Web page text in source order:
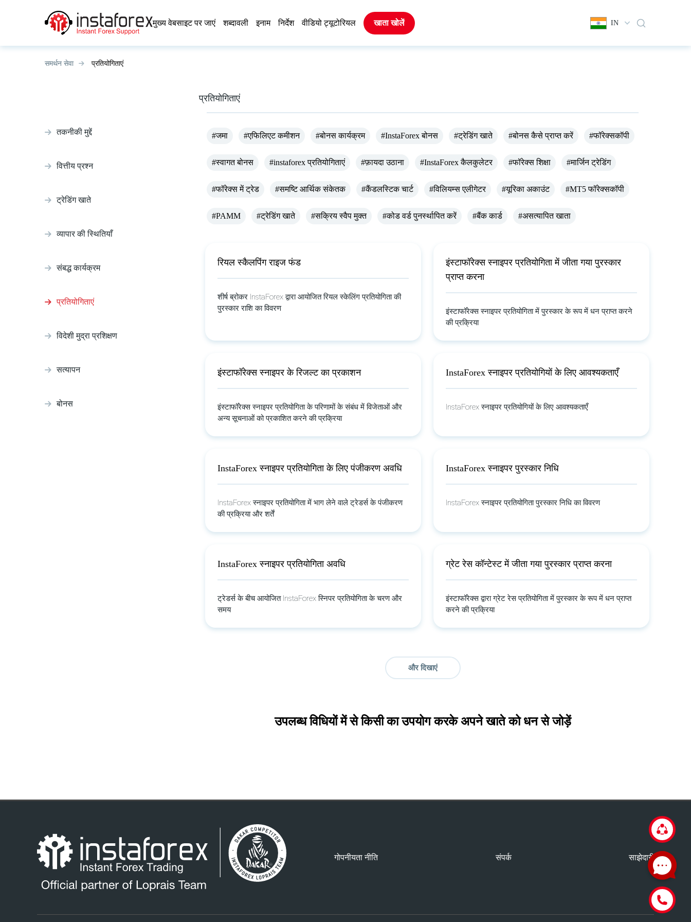
मुख्य वेबसाइट पर जाएं शब्दावली इनाम निर्देश वीडियो ट्यूटोरियल खाता खोलें IN
समर्थन सेवा प्रतियोगिताएं
तकनीकी मुद्दें
वित्तीय प्रश्न
ट्रेडिंग खाते
व्यापार की स्थितियाँ
संबद्ध कार्यक्रम
प्रतियोगिताएं
विदेशी मुद्रा प्रशिक्षण
सत्यापन
बोनस
प्रतियोगिताएं
#जमा #एफिलिएट कमीशन #बोनस कार्यक्रम #InstaForex बोनस #ट्रेडिंग खाते #बोनस कैसे प्राप्त करें #फॉरेक्सकॉपी
#स्वागत बोनस #instaforex प्रतियोगिताएं #फ़ायदा उठाना #InstaForex कैलकुलेटर #फॉरेक्स शिक्षा #मार्जिन ट्रेडिंग
#फॉरेक्स में ट्रेड #समष्टि आर्थिक संकेतक #कैंडलस्टिक चार्ट #विलियम्स एलीगेटर #यूरिका अकाउंट #MT5 फॉरेक्सकॉपी
#PAMM #ट्रेडिंग खाते #सक्रिय स्वैप मुक्त #कोड वर्ड पुनर्स्थापित करें #बैंक कार्ड #असत्यापित खाता
रियल स्कैलपिंग राइज फंड
शीर्ष ब्रोकर InstaForex द्वारा आयोजित रियल स्केलिंग प्रतियोगिता की
पुरस्कार राशि का विवरण
इंस्टाफॉरेक्स स्नाइपर प्रतियोगिता में जीता गया पुरस्कार
प्राप्त करना
इंस्टाफॉरेक्स स्नाइपर प्रतियोगिता में पुरस्कार के रूप में धन प्राप्त करने
की प्रक्रिया
इंस्टाफॉरेक्स स्नाइपर के रिजल्ट का प्रकाशन
इंस्टाफॉरेक्स स्नाइपर प्रतियोगिता के परिणामों के संबंध में विजेताओं और
अन्य सूचनाओं को प्रकाशित करने की प्रक्रिया
InstaForex स्नाइपर प्रतियोगियों के लिए आवश्यकताएँ
InstaForex स्नाइपर प्रतियोगियों के लिए आवश्यकताएँ
InstaForex स्नाइपर प्रतियोगिता के लिए पंजीकरण अवधि
InstaForex स्नाइपर प्रतियोगिता में भाग लेने वाले ट्रेडर्स के पंजीकरण
की प्रक्रिया और शर्तें
InstaForex स्नाइपर पुरस्कार निधि
InstaForex स्नाइपर प्रतियोगिता पुरस्कार निधि का विवरण
InstaForex स्नाइपर प्रतियोगिता अवधि
ट्रेडर्स के बीच आयोजित InstaForex स्निपर प्रतियोगिता के चरण और
समय
ग्रेट रेस कॉन्टेस्ट में जीता गया पुरस्कार प्राप्त करना
इंस्टाफॉरेक्स द्वारा ग्रेट रेस प्रतियोगिता में पुरस्कार के रूप में धन प्राप्त
करने की प्रक्रिया
और दिखाएं
उपलब्ध विधियों में से किसी का उपयोग करके अपने खाते को धन से जोड़ें
गोपनीयता नीति संपर्क साझेदारी